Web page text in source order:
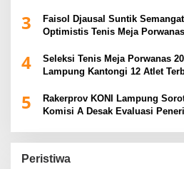
3
Faisol Djausal Suntik
Optimistis Tenis Meja
4
Seleksi Tenis Meja Porwanas
Lampung Kantongi 12 Atlet
5
Rakerprov KONI Lampung
Komisi A Desak Evaluasi
Peristiwa